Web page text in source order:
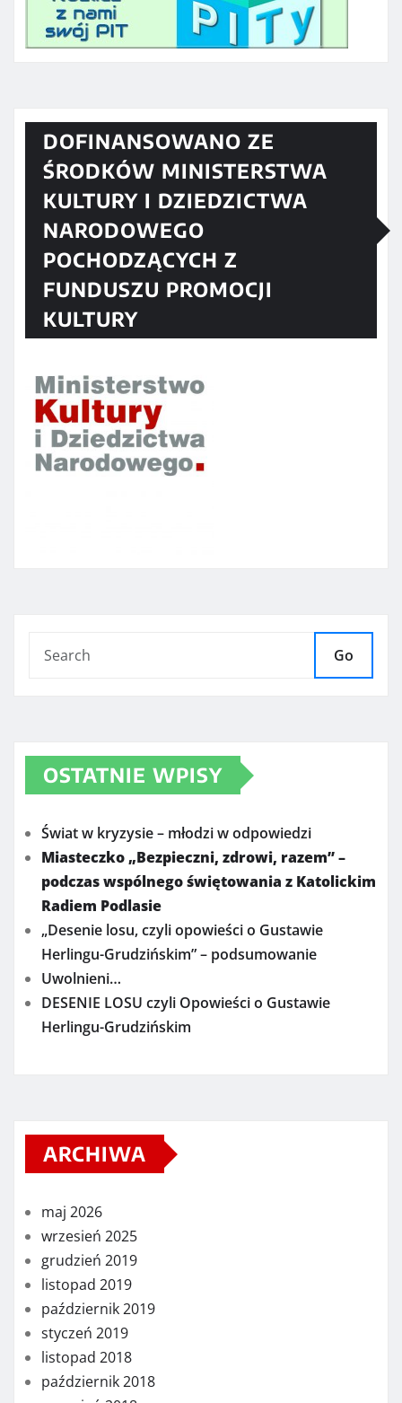
DOFINANSOWANO ZE
ŚRODKÓW MINISTERSTWA
KULTURY I DZIEDZICTWA
NARODOWEGO
POCHODZĄCYCH Z
FUNDUSZU PROMOCJI
KULTURY
Go
OSTATNIE WPISY
Świat w kryzysie – młodzi w odpowiedzi
Miasteczko „Bezpieczni, zdrowi, razem” –
podczas wspólnego świętowania z Katolickim
Radiem Podlasie
„Desenie losu, czyli opowieści o Gustawie
Herlingu-Grudzińskim” – podsumowanie
Uwolnieni…
DESENIE LOSU czyli Opowieści o Gustawie
Herlingu-Grudzińskim
ARCHIWA
maj 2026
wrzesień 2025
grudzień 2019
listopad 2019
październik 2019
styczeń 2019
listopad 2018
październik 2018